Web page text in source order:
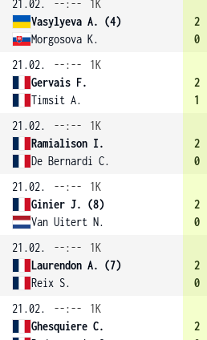
21.02.
--:--
1K
Vasylyeva A. (4)
Morgosova K.
2
0
21.02.
--:--
1K
Gervais F.
Timsit A.
2
1
21.02.
--:--
1K
Ramialison I.
De Bernardi C.
2
0
21.02.
--:--
1K
Ginier J. (8)
Van Uitert N.
2
0
21.02.
--:--
1K
Laurendon A. (7)
Reix S.
2
0
21.02. --:--
1K
Ghesquiere C.
2